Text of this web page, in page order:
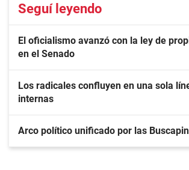
Seguí leyendo
El oficialismo avanzó con la ley de
en el Senado
Los radicales confluyen en una sola
internas
Arco político unificado por las